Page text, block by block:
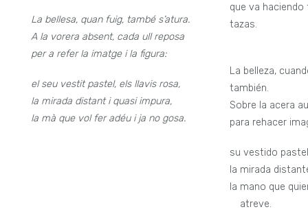
La bellesa, quan fuig, també s’atura.
A la vorera absent, cada ull reposa
per a refer la imatge i la figura:
el seu vestit pastel, els llavis rosa,
la mirada distant i quasi impura,
la mà que vol fer adéu i ja no gosa.
que va
tazas.
La belleza,
también.
Sobre la acera
para rehacer
su vestido
la mirada
la mano que
atreve.